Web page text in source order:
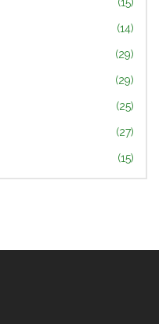
(14)
(29)
(29)
(25)
(27)
(15)